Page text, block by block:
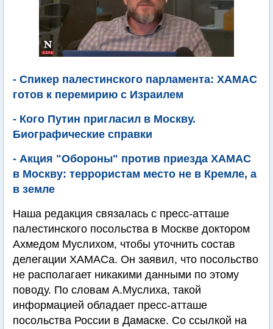
- Спикер палестинского парламента: ХАМАС
готов к перемирию с Израилем
- Кого Путин пригласил в Москву.
Биографические справки
- Акция "Обороны" против приезда ХАМАС
в Москву: террористам место не в Кремле, а
в земле
Наша редакция связалась с пресс-атташе
палестинского посольства в Москве доктором
Ахмедом Муслихом, чтобы уточнить состав
делегации ХАМАСа. Он заявил, что посольство
не располагает никакими данными по этому
поводу. По словам А.Муслиха, такой
информацией обладает пресс-атташе
посольства России в Дамаске. Со ссылкой на